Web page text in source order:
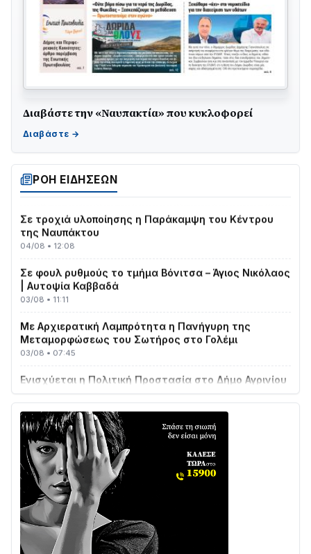
Διαβάστε την «Ναυπακτία» που κυκλοφορεί
ΡΟΗ ΕΙΔΗΣΕΩΝ
ΤΟ ΠΑΡΤΥ ΣΥΝΕΧΙΖΕΤΑΙ…
05/08 • 08:41
04/08 • 19:47
Σε τροχιά υλοποίησης η Παράκαμψη του Κέντρου
της Ναυπάκτου
04/08 • 12:08
| Αυτοψία Καββαδά
03/08 • 11:11
Μεταμορφώσεως του Σωτήρος στο Γολέμι
03/08 • 07:45
με δύο νέα υδροφόρα οχήματα
Διαβάστε την «Ναυπακτία» που κυκλοφορεί
31/07 • 08:16
Δωρίδα για Όλους: «Καμία εκχώρηση των νερών
στην ΕΥΔΑΠ»
28/07 • 21:46
Διαβάστε την «Ναυπακτία» που κυκλοφορεί
24/07 • 11:31
ΕΚΤΑΚΤΟ – ΝΑΥΠΑΚΤΙΑ: ΣΥΝΑΓΕΡΜΟΣ ΣΤΗΝ